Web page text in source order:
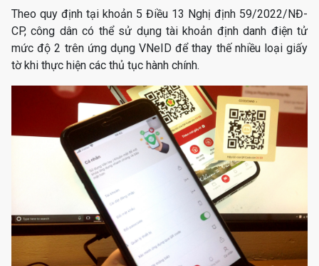
Theo quy định tại khoản 5 Điều 13 Nghị định 59/2022/NĐ-
CP, công dân có thể sử dụng tài khoản định danh điện tử
mức độ 2 trên ứng dụng VNeID để thay thế nhiều loại giấy
tờ khi thực hiện các thủ tục hành chính.